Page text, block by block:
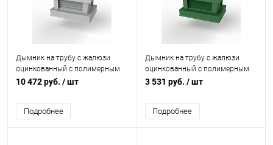
Дымник на трубу с жалюзи
оцинкованный с полимерным
покрытием до 2400мм RAL
10 472 руб. / шт
Подробнее
Дымник на трубу с жалюзи
оцинкованный с полимерным
покрытием до 1600мм RAL
3 531 руб. / шт
Подробнее